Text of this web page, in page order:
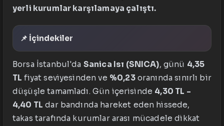
yerli kurumlar karşılamaya çalıştı.
📌 İçindekiler
Borsa İstanbul'da Sanica Isı (SNICA), günü 4,35
TL fiyat seviyesinden ve %0,23oranında sınırlı bir
düşüşle tamamladı. Gün içerisinde 4,30 TL -
4,40 TL dar bandında hareket eden hissede,
takas tarafında kurumlar arası mücadele dikkat